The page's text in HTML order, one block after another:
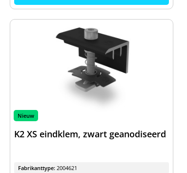
Nieuw
K2 XS eindklem, zwart geanodiseerd
Fabrikanttype: 2004621